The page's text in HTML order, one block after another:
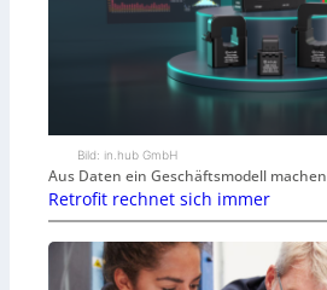
Bild: in.hub GmbH
Aus Daten ein Geschäftsmodell machen
Retrofit rechnet sich immer